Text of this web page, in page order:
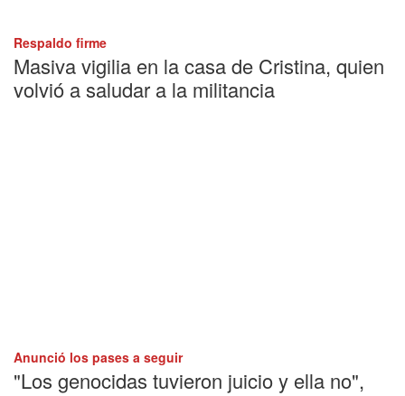
Respaldo firme
Masiva vigilia en la casa de Cristina, quien
volvió a saludar a la militancia
Anunció los pases a seguir
"Los genocidas tuvieron juicio y ella no",